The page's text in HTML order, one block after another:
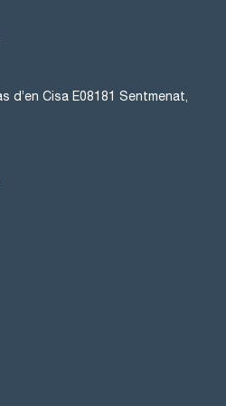
d’en Cisa E08181 Sentmenat,